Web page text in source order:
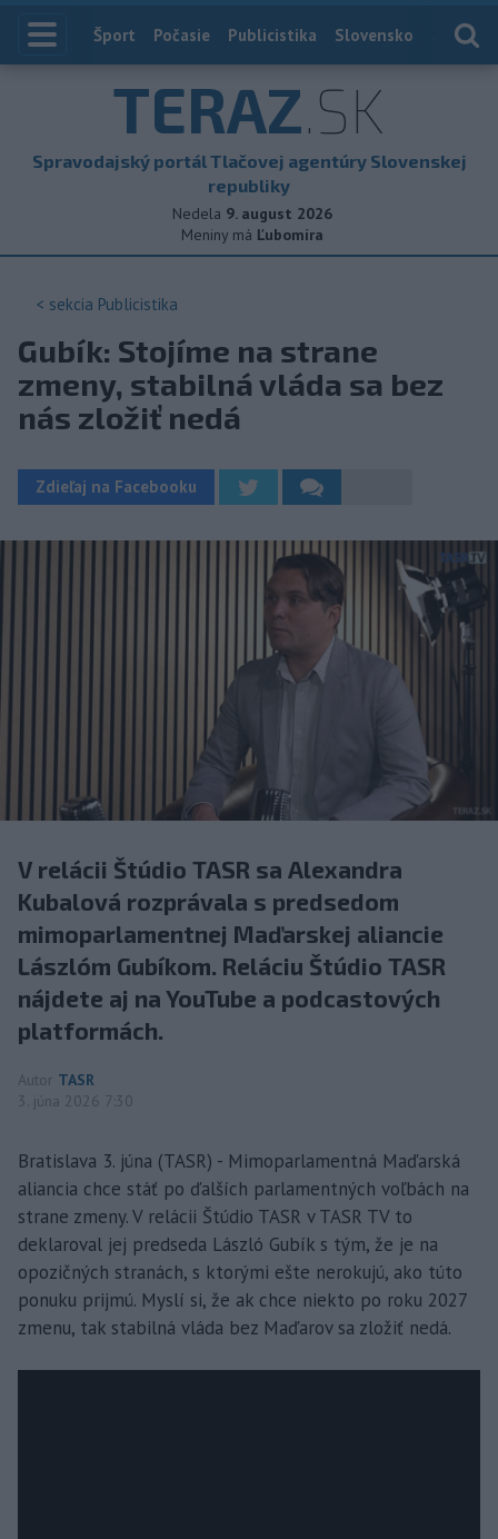
Index
Šport Počasie Publicistika Slovensko
TERAZ.SK
Spravodajský portál Tlačovej agentúry Slovenskej
republiky
Nedela 9. august 2026
Meniny má Ľubomíra
< sekcia Publicistika
Gubík: Stojíme na strane
zmeny, stabilná vláda sa bez
nás zložiť nedá
Zdieľaj na Facebooku
V relácii Štúdio TASR sa Alexandra
Kubalová rozprávala s predsedom
mimoparlamentnej Maďarskej aliancie
Lászlóm Gubíkom. Reláciu Štúdio TASR
nájdete aj na YouTube a podcastových
platformách.
Autor TASR
3. júna 2026 7:30
Bratislava 3. júna (TASR) - Mimoparlamentná Maďarská
aliancia chce stáť po ďalších parlamentných voľbách na
strane zmeny. V relácii Štúdio TASR v TASR TV to
deklaroval jej predseda László Gubík s tým, že je na
opozičných stranách, s ktorými ešte nerokujú, ako túto
ponuku prijmú. Myslí si, že ak chce niekto po roku 2027
zmenu, tak stabilná vláda bez Maďarov sa zložiť nedá.